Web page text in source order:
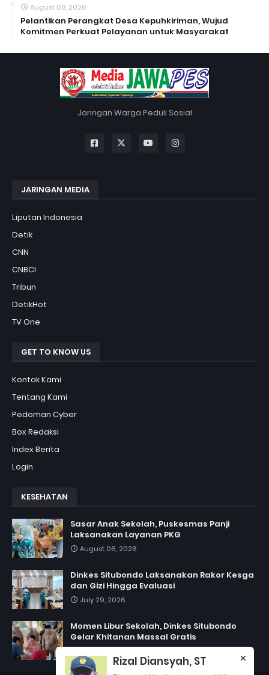
August 08, 2026
Pelantikan Perangkat Desa Kepuhkiriman, Wujud
Komitmen Perkuat Pelayanan untuk Masyarakat
Jaringan Warga Peduli Sosial
JARINGAN MEDIA
Liputan Indonesia
Detik
CNN
CNBCI
Tribun
DetikHot
TV One
GET TO KNOW US
Kontak Kami
Tentang Kami
Pedoman Cyber
Box Redaksi
Index Berita
Login
KESEHATAN
Sasar Anak Sekolah, Puskesmas Panji
Laksanakan Layanan PKG
August 06, 2026
Dinkes Situbondo Laksanakan Rakor Kesga
dan Gizi Hingga Evaluasi
July 29, 2026
Momen Libur Sekolah, Dinkes Situbondo
Gelar Khitanan Massal Gratis
Rizal Diansyah, ST